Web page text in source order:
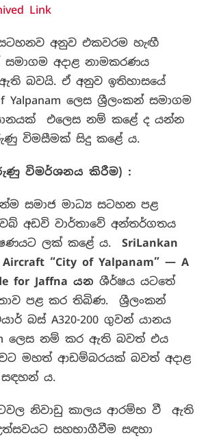
Link
අනුව එකවරම හැඟී
සමාගම අදාළ නාමකරණය
බවයි. ඒ අනුව ඉතිහාසයේ
Yalpanam ලෙස ශ්‍රීලංකන් සමාගම
එලෙස නම් කළේ ද යන්න
විමසීමක් සිදු කළේ ය.
විමර්ශනය කිරීම) :
සමාජ මාධ්‍ය සටහන පළ
අඩවි වාර්තාවේ අන්තර්ගතය
ලක් කළේ ය. SriLankan
“City of Yalpanam” — A
for Jaffna යන ශීර්ෂය යටතේ
පළ කර තිබිණ. ශ්‍රීලංකන්
බස් A320-200 ගුවන් යානය
ලෙස නම් කර ඇති බවත් එය
මහත් ආඩම්බරයක් බවත් අදාළ
සඳහන් ය.
නිවාඩු කාලය ආරම්භ වී ඇති
සහභාගීවීම සඳහා